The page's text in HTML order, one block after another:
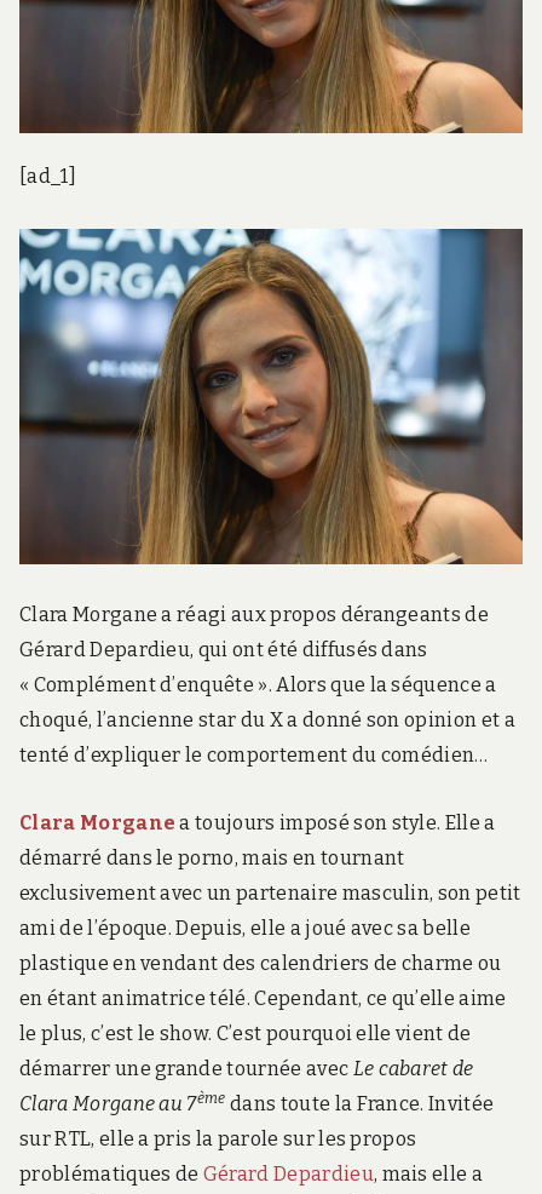
[ad_1]
Clara Morgane a réagi aux propos dérangeants de
Gérard Depardieu, qui ont été diffusés dans
« Complément d’enquête ». Alors que la séquence a
choqué, l’ancienne star du X a donné son opinion et a
tenté d’expliquer le comportement du comédien…
Clara Morgane a toujours imposé son style. Elle a
démarré dans le porno, mais en tournant
exclusivement avec un partenaire masculin, son petit
ami de l’époque. Depuis, elle a joué avec sa belle
plastique en vendant des calendriers de charme ou
en étant animatrice télé. Cependant, ce qu’elle aime
le plus, c’est le show. C’est pourquoi elle vient de
démarrer une grande tournée avec Le cabaret de
Clara Morgane au 7ème dans toute la France. Invitée
sur RTL, elle a pris la parole sur les propos
problématiques de Gérard Depardieu, mais elle a